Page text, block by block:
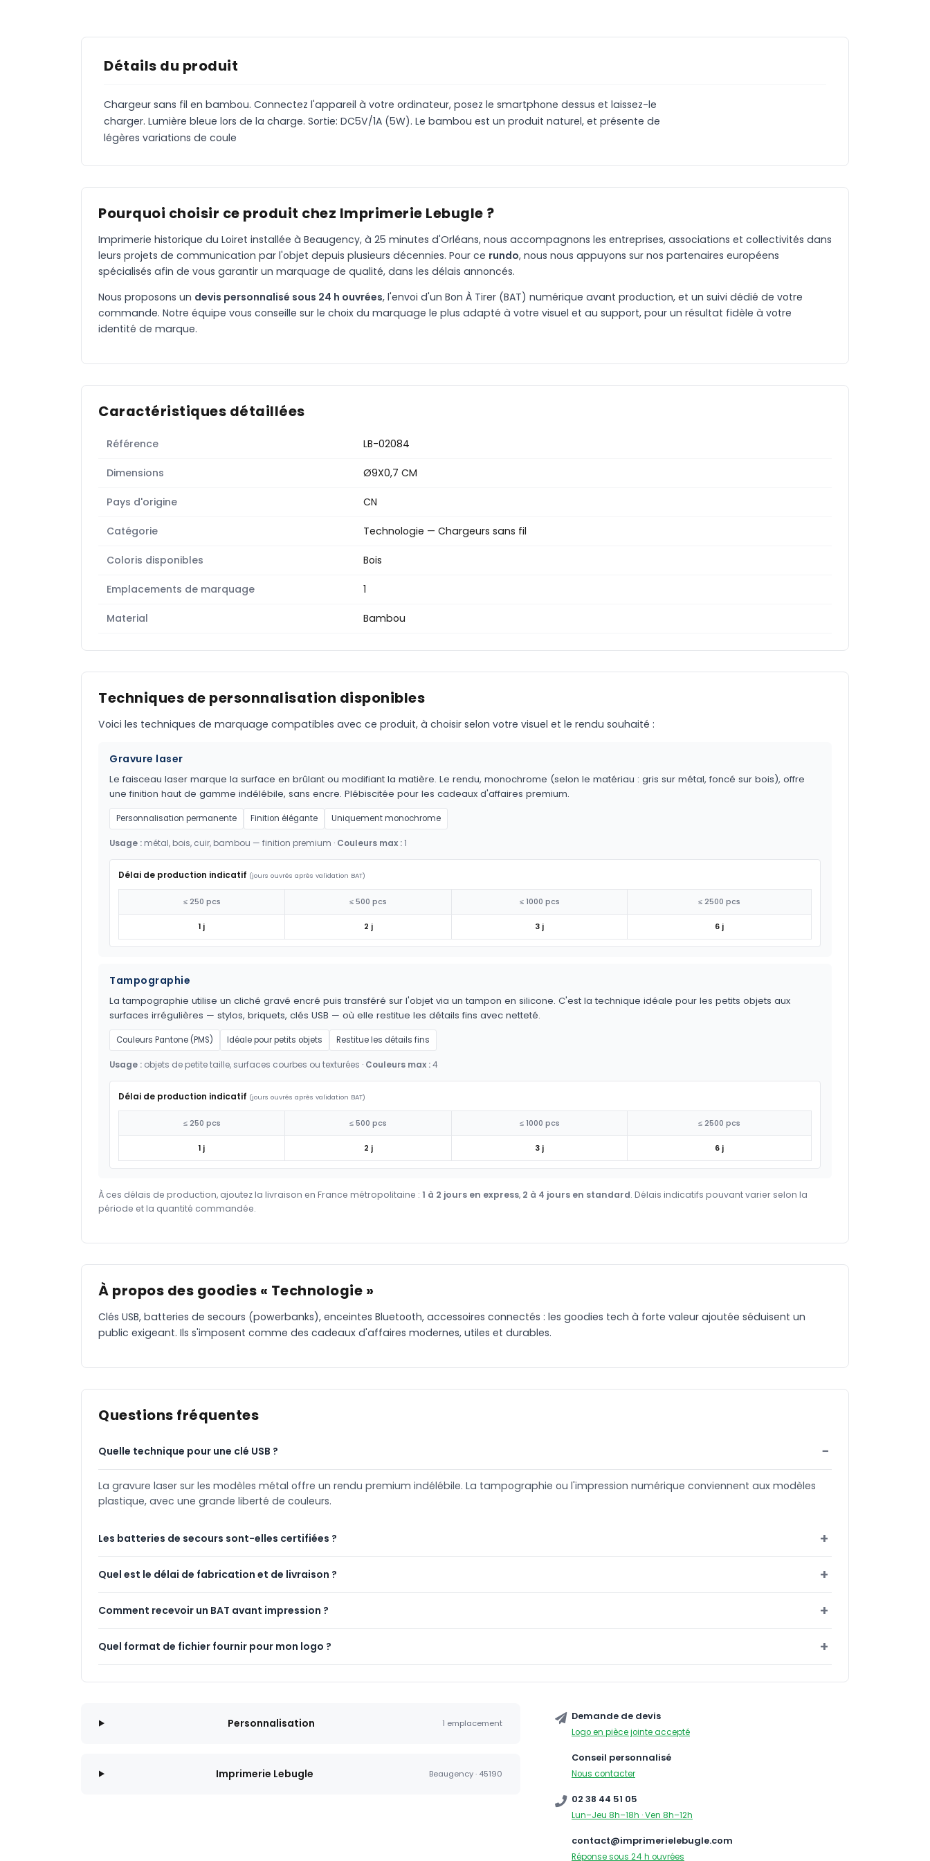
Détails du produit
Chargeur sans fil en bambou. Connectez l'appareil à votre ordinateur, posez le smartphone dessus et laissez-le
charger. Lumière bleue lors de la charge. Sortie: DC5V/1A (5W). Le bambou est un produit naturel, et présente de
légères variations de coule
Pourquoi choisir ce produit chez Imprimerie Lebugle ?
Imprimerie historique du Loiret installée à Beaugency, à 25 minutes d'Orléans, nous accompagnons les entreprises, associations et collectivités dans
leurs projets de communication par l'objet depuis plusieurs décennies. Pour ce rundo, nous nous appuyons sur nos partenaires européens
spécialisés afin de vous garantir un marquage de qualité, dans les délais annoncés.
Nous proposons un devis personnalisé sous 24 h ouvrées, l'envoi d'un Bon À Tirer (BAT) numérique avant production, et un suivi dédié de votre
commande. Notre équipe vous conseille sur le choix du marquage le plus adapté à votre visuel et au support, pour un résultat fidèle à votre
identité de marque.
Caractéristiques détaillées
Référence LB-02084
Dimensions Ø9X0,7 CM
Pays d'origine CN
Catégorie Technologie — Chargeurs sans fil
Coloris disponibles Bois
Emplacements de marquage 1
Material Bambou
Techniques de personnalisation disponibles
Voici les techniques de marquage compatibles avec ce produit, à choisir selon votre visuel et le rendu souhaité :
Gravure laser
Le faisceau laser marque la surface en brûlant ou modifiant la matière. Le rendu, monochrome (selon le matériau : gris sur métal, foncé sur bois), offre
une finition haut de gamme indélébile, sans encre. Plébiscitée pour les cadeaux d'affaires premium.
Personnalisation permanente Finition élégante Uniquement monochrome
Usage : métal, bois, cuir, bambou — finition premium · Couleurs max :1
Délai de production indicatif (jours ouvrés après validation BAT)
≤ 250 pcs ≤ 500 pcs ≤ 1000 pcs ≤ 2500 pcs
1 j 2 j 3 j 6 j
Tampographie
La tampographie utilise un cliché gravé encré puis transféré sur l'objet via un tampon en silicone. C'est la technique idéale pour les petits objets aux
surfaces irrégulières — stylos, briquets, clés USB — où elle restitue les détails fins avec netteté.
Couleurs Pantone (PMS) Idéale pour petits objets Restitue les détails fins
Usage : objets de petite taille, surfaces courbes ou texturées · Couleurs max :4
Délai de production indicatif (jours ouvrés après validation BAT)
≤ 250 pcs ≤ 500 pcs ≤ 1000 pcs ≤ 2500 pcs
1 j 2 j 3 j 6 j
À ces délais de production, ajoutez la livraison en France métropolitaine : 1 à 2 jours en express, 2 à 4 jours en standard. Délais indicatifs pouvant varier selon la
période et la quantité commandée.
À propos des goodies « Technologie »
Clés USB, batteries de secours (powerbanks), enceintes Bluetooth, accessoires connectés : les goodies tech à forte valeur ajoutée séduisent un
public exigeant. Ils s'imposent comme des cadeaux d'affaires modernes, utiles et durables.
Questions fréquentes
Quelle technique pour une clé USB ?
La gravure laser sur les modèles métal offre un rendu premium indélébile. La tampographie ou l'impression numérique conviennent aux modèles
plastique, avec une grande liberté de couleurs.
Les batteries de secours sont-elles certifiées ?
Quel est le délai de fabrication et de livraison ?
Comment recevoir un BAT avant impression ?
Quel format de fichier fournir pour mon logo ?
Personnalisation 1 emplacement
Imprimerie Lebugle Beaugency · 45190
Demande de devis
Logo en pièce jointe accepté
Conseil personnalisé
Nous contacter
02 38 44 51 05
Lun–Jeu 8h–18h · Ven 8h–12h
contact@imprimerielebugle.com
Réponse sous 24 h ouvrées